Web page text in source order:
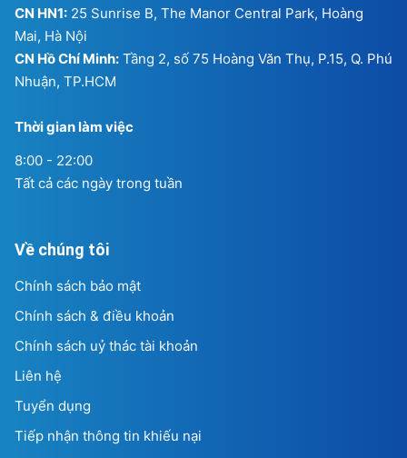
CN HN1: 25 Sunrise B, The Manor Central Park, Hoàng
Mai, Hà Nội
CN Hồ Chí Minh: Tầng 2, số 75 Hoàng Văn Thụ, P.15, Q. Phú
Nhuận, TP.HCM
Thời gian làm việc
8:00 - 22:00
Tất cả các ngày trong tuần
Về chúng tôi
Chính sách bảo mật
Chính sách & điều khoản
Chính sách uỷ thác tài khoản
Liên hệ
Tuyển dụng
Tiếp nhận thông tin khiếu nại